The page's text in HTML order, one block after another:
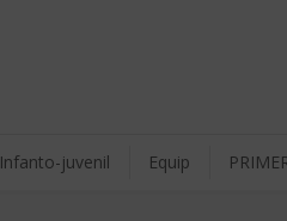
Infanto-juvenil Equip